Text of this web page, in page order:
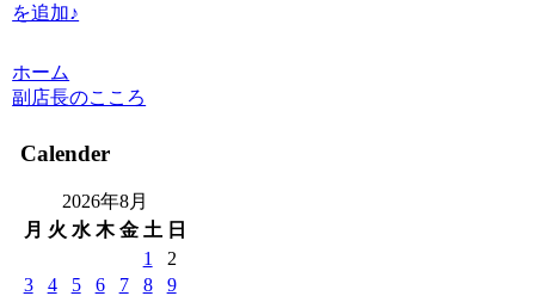
を追加♪
ホーム
副店長のこころ
Calender
2026年8月
月 火 水 木 金 土 日
1
2
3
4 5 6 7 8
9